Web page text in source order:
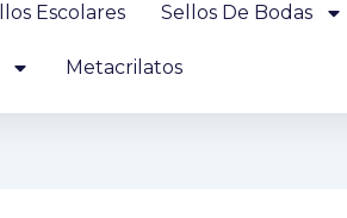
Escolares Sellos De Bodas
Metacrilatos